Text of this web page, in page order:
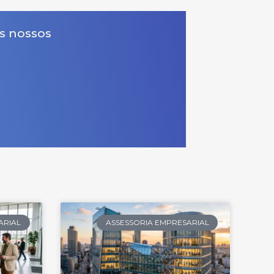
nossos
ASSESSORIA EMPRESARIAL